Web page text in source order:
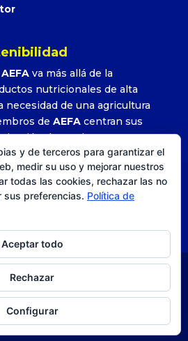
AEFAva más allá de la
nutricionales de alta
necesidad de una agricultura
de AEFAcentran sus
de productos que
rendimientos con la
y precisa de sus formulados.
|Posicionamiento SEO|
y diseño. |
|Política de cookies
y de terceros para garantizar el
medir su uso y mejorar nuestros
todas las cookies, rechazar las no
sus preferencias. Política de
Aceptar todo
Rechazar
Configurar